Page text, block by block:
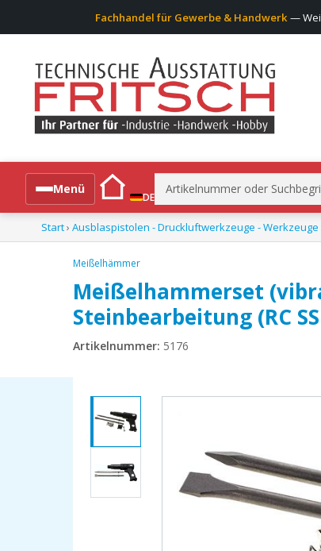
Fachhandel für Gewerbe & Handwerk —
Menü
DE
Suchen
nach:
Alle Produkte
Start› Ausblaspistolen - Druckluftwerkzeuge - Werkzeuge
Meißelhämmer
Meißelhammerset
Steinbearbeitung (RC SS
Artikelnummer: 5176